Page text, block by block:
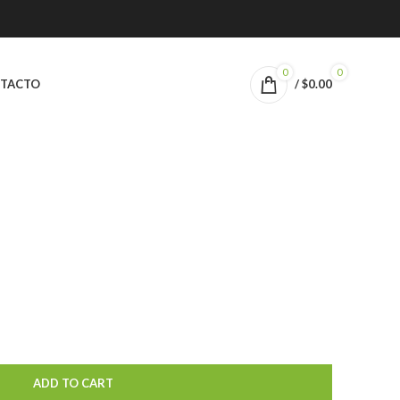
0 0
/$0.00
ADD TO CART